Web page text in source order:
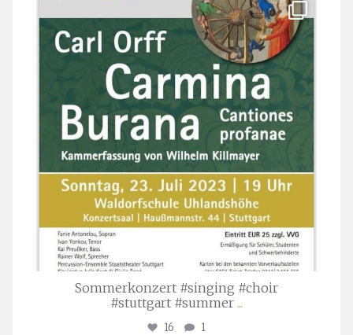
stuttgarter_oratorienchor
Juli 22
Sommerkonzert #singing #choir
#stuttgart #summer ...
16 1